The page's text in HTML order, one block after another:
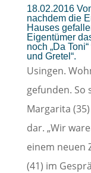
18.02.2016
nachdem die
Hauses
Eigentümer
noch „Da
und Gretel“.
Usingen.
gefunden. So
Margarita
dar. „Wir
einem neuen
(41) im